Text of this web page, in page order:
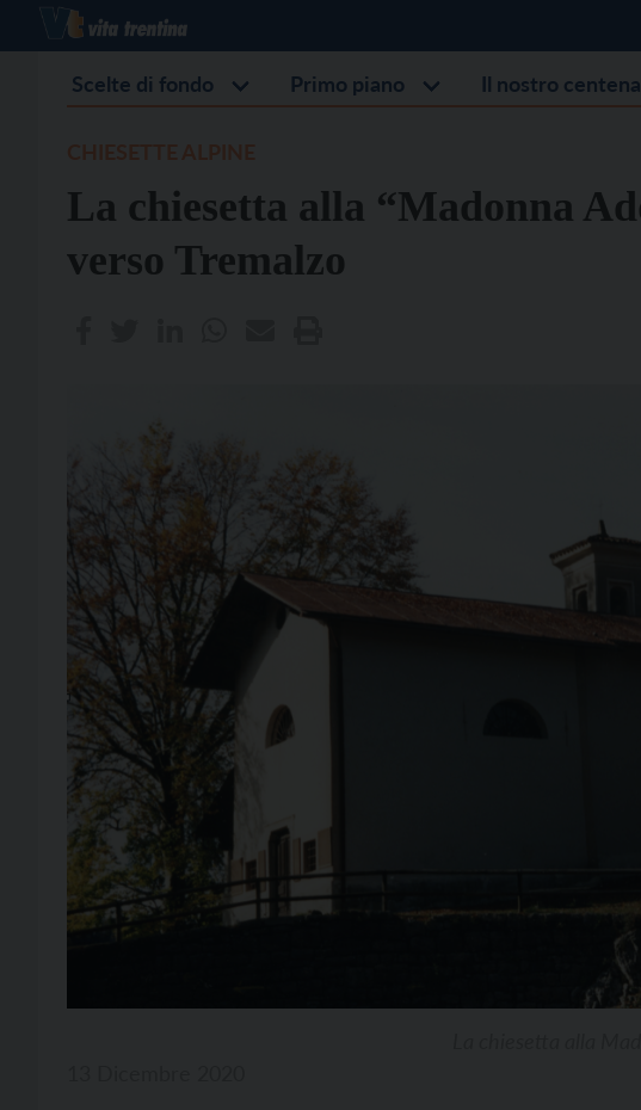
Scelte di fondo Primo piano Il nostro
La chiesetta alla “Madonna
verso Tremalzo